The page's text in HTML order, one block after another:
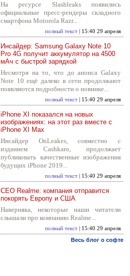
На ресурсе Slashleaks появились
официальные пресс-рендеры складного
смартфона Motorola Razr...
полный текст | 15:40 29 апреля
Инсайдер: Samsung Galaxy Note 10
Pro 4G получит аккумулятор на 4500
мАч с быстрой зарядкой
Несмотря на то, что до анонса Galaxy
Note 10 ещё далеко в сети продолжают
появляются подробности о новинке...
полный текст | 15:40 29 апреля
iPhone XI показался на новых
изображениях: на этот раз вместе с
iPhone XI Max
Инсайдер OnLeakes, совместно с
изданием Cashkaro, продолжает
публиковать качественные изображения
будущих iPhone 2019...
полный текст | 15:40 29 апреля
CEO Realme: компания отправится
покорять Европу и США
Наверняка, некоторые наши читатели
слышали про компанию Realme...
полный текст | 15:40 29 апреля
Весь блог о софте